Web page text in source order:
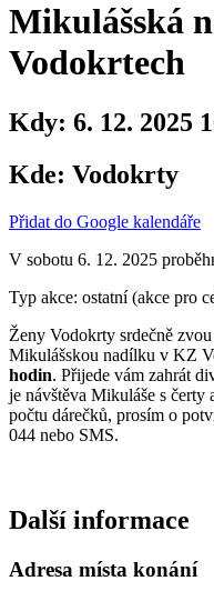
Mikulášská
Vodokrtech
Kdy: 6. 12. 2025
Kde: Vodokrty
Přidat do Google kalendáře
V sobotu 6. 12. 2025
Typ akce: ostatní (akce pro
Ženy Vodokrty srdečně
Mikulášskou nadílku v KZ
hodin. Přijede vám zahrát
je návštěva Mikuláše s čerty
počtu dárečků, prosím o
044 nebo SMS.
Další informace
Adresa místa konání